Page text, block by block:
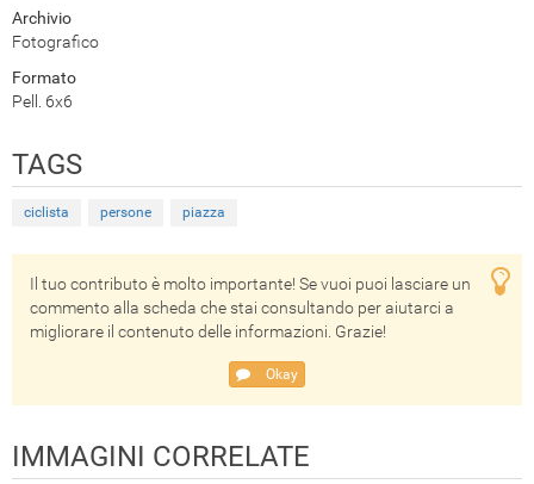
Archivio
Fotografico
Formato
Pell. 6x6
TAGS
ciclista persone piazza
Il tuo contributo è molto importante! Se vuoi puoi lasciare un
commento alla scheda che stai consultando per aiutarci a
migliorare il contenuto delle informazioni. Grazie!
Okay
IMMAGINI CORRELATE